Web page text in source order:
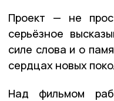
Проект — не
серьёзное
силе слова и о
сердцах новых
Над фильмом